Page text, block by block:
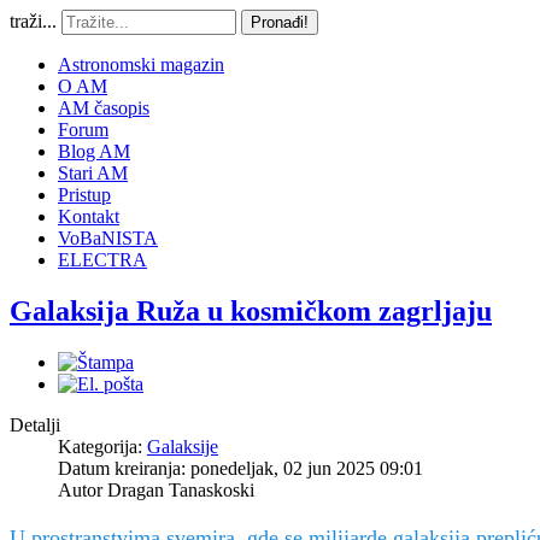
traži... Pronađi!
Astronomski magazin
O AM
AM časopis
Forum
Blog AM
Stari AM
Pristup
Kontakt
VoBaNISTA
ELECTRA
Galaksija Ruža u kosmičkom zagrljaju
Detalji
Kategorija: Galaksije
Datum kreiranja: ponedeljak, 02 jun 2025 09:01
AutorDragan Tanaskoski